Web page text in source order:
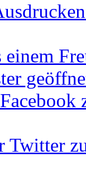
Twitter